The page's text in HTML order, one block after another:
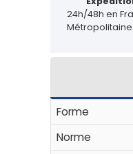
24h/48h en
Métropolitaine
Forme
Norme